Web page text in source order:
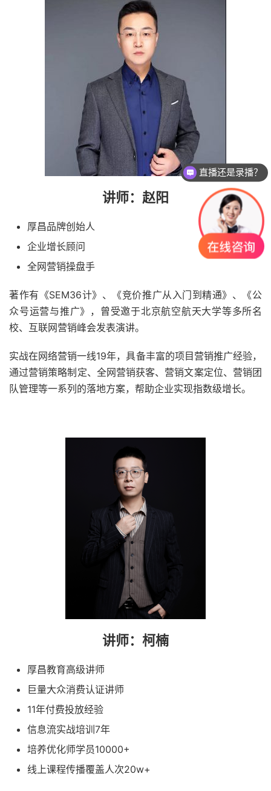
讲师：赵阳
厚昌品牌创始人
企业增长顾问
全网营销操盘手
著作有《SEM36计》、《竞价推广从入门到精通》、《公
众号运营与推广》，曾受邀于北京航空航天大学等多所名
校、互联网营销峰会发表演讲。
实战在网络营销一线19年，具备丰富的项目营销推广经验，
通过营销策略制定、全网营销获客、营销文案定位、营销团
队管理等一系列的落地方案，帮助企业实现指数级增长。
讲师：柯楠
厚昌教育高级讲师
巨量大众消费认证讲师
11年付费投放经验
信息流实战培训7年
培养优化师学员10000+
线上课程传播覆盖人次20w+
直播还是录播？